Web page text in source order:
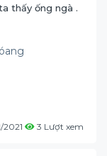
thấy ống ngà .
2021 3 Lượt xem